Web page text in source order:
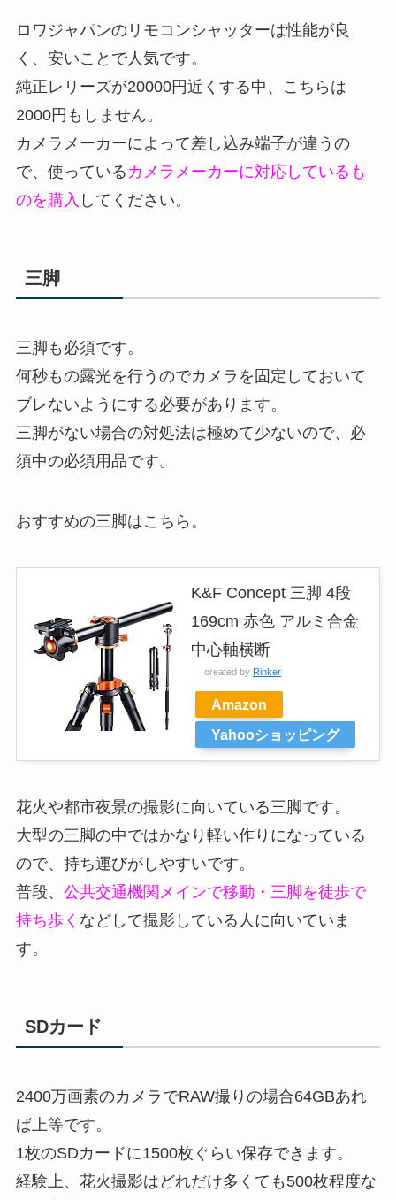
ロワジャパンのリモコンシャッターは性能が良
く、安いことで人気です。
純正レリーズが20000円近くする中、こちらは
2000円もしません。
カメラメーカーによって差し込み端子が違うの
で、使っている カメラメーカーに対応しているも
のを購入 してください。
三脚
三脚も必須です。
何秒もの露光を行うのでカメラを固定しておいて
ブレないようにする必要があります。
三脚がない場合の対処法は極めて少ないので、必
須中の必須用品です。
おすすめの三脚はこちら。
K&F Concept 三脚 4段
169cm 赤色 アルミ合金
中心軸横断
created by Rinker
Amazon
Yahooショッピング
花火や都市夜景の撮影に向いている三脚です。
大型の三脚の中ではかなり軽い作りになっている
ので、持ち運びがしやすいです。
普段、 公共交通機関メインで移動・三脚を徒歩で
持ち歩く などして撮影している人に向いていま
す。
SDカード
2400万画素のカメラでRAW撮りの場合64GBあれ
ば上等です。
1枚のSDカードに1500枚ぐらい保存できます。
経験上、花火撮影はどれだけ多くても500枚程度な